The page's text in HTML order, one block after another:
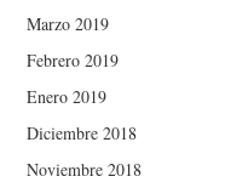
Marzo 2019
Febrero 2019
Enero 2019
Diciembre 2018
Noviembre 2018